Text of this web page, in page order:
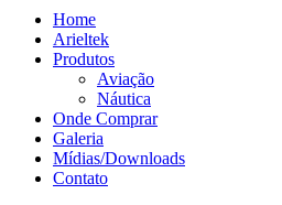
Home
Arieltek
Produtos
Aviação
Náutica
Onde Comprar
Galeria
Mídias/Downloads
Contato